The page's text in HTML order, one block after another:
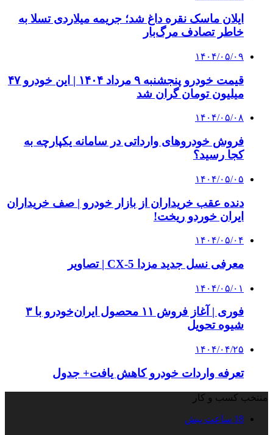
ایلان ماسک نقره داغ شد؛ جریمه میلاردی تسلا به
خاطر تصادف مرگ‌بار
۱۴۰۴/۰۵/۰۹
قیمت خودرو پنجشنبه ۹ مرداد ۱۴۰۴ | این خودرو ۴۷
میلیون تومان گران شد
۱۴۰۴/۰۵/۰۸
فروش خودروهای وارداتی در سامانه یکپارچه به
کجا رسید؟
۱۴۰۴/۰۵/۰۵
دنده عقب خریداران از بازار خودرو | صف خریداران
ایران خوردو ریخت!
۱۴۰۴/۰۵/۰۴
معرفی نسل جدید مزدا CX-5 | تصاویر
۱۴۰۴/۰۵/۰۱
فوری | آغاز فروش ۱۱ محصول ایران‌خودرو با ۳
شیوه تحویل
۱۴۰۴/۰۴/۲۵
تعرفه واردات خودرو کاهش یافت+ جدول
منتخب کسب و کار
18 ساعت پیش